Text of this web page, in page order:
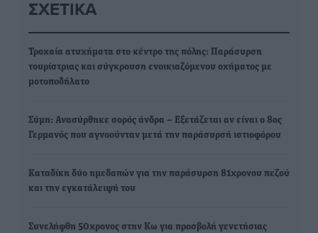
ΣΧΕΤΙΚΆ
Τροχαία ατυχήματα στο κέντρο της πόλης: Παράσυρση
τουρίστριας και σύγκρουση ενοικιαζόμενου οχήματος με
μοτοποδήλατο
Σύμη: Ανασύρθηκε σορός άνδρα – Εξετάζεται αν είναι ο 8ος
Γερμανός που αγνοούνταν μετά την παράσυρσή ιστιοφόρου
Καταδίκη δύο ημεδαπών για την παράσυρση 81χρονου πεζού
και την εγκατάλειψή του
Συνελήφθη 50χρονος στην Κω για προσβολή γενετήσιας